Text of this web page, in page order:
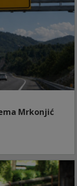
Mrkonjić